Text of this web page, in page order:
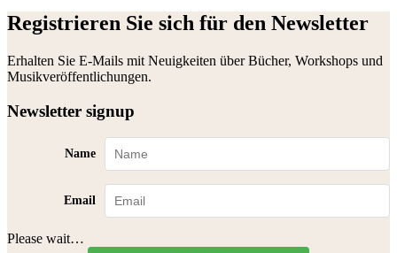
Registrieren Sie sich für den Newsletter
Erhalten Sie E-Mails mit Neuigkeiten über Bücher, Workshops und
Musikveröffentlichungen.
Newsletter signup
Name
Email
Please wait…